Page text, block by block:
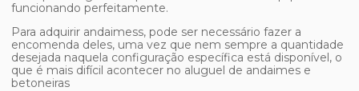
funcionando perfeitamente.
Para adquirir andaimess, pode ser necessário fazer a
encomenda deles, uma vez que nem sempre a quantidade
desejada naquela configuração específica está disponível, o
que é mais difícil acontecer no aluguel de andaimes e
betoneiras